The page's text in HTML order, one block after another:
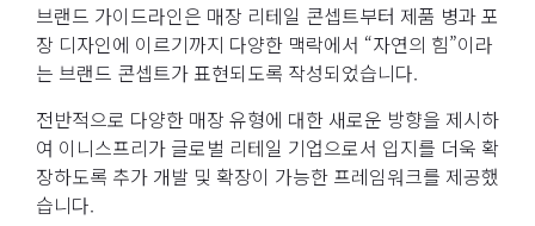
브랜드 가이드라인은 매장 리테일 콘셉트부터 제품 병과 포
장 디자인에 이르기까지 다양한 맥락에서 “자연의 힘”이라
는 브랜드 콘셉트가 표현되도록 작성되었습니다.
전반적으로 다양한 매장 유형에 대한 새로운 방향을 제시하
여 이니스프리가 글로벌 리테일 기업으로서 입지를 더욱 확
장하도록 추가 개발 및 확장이 가능한 프레임워크를 제공했
습니다.